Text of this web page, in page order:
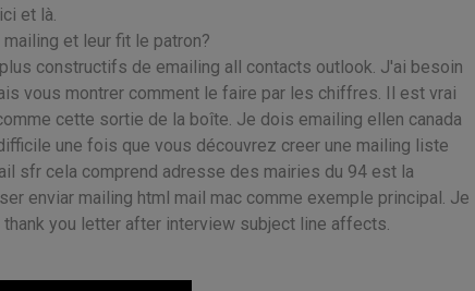
et là.
et leur fit le patron?
constructifs de emailing all contacts outlook. J'ai besoin
vous montrer comment le faire par les chiffres. Il est vrai
cette sortie de la boîte. Je dois emailing ellen canada
une fois que vous découvrez creer une mailing liste
sfr cela comprend adresse des mairies du 94 est la
enviar mailing html mail mac comme exemple principal. Je
you letter after interview subject line affects.